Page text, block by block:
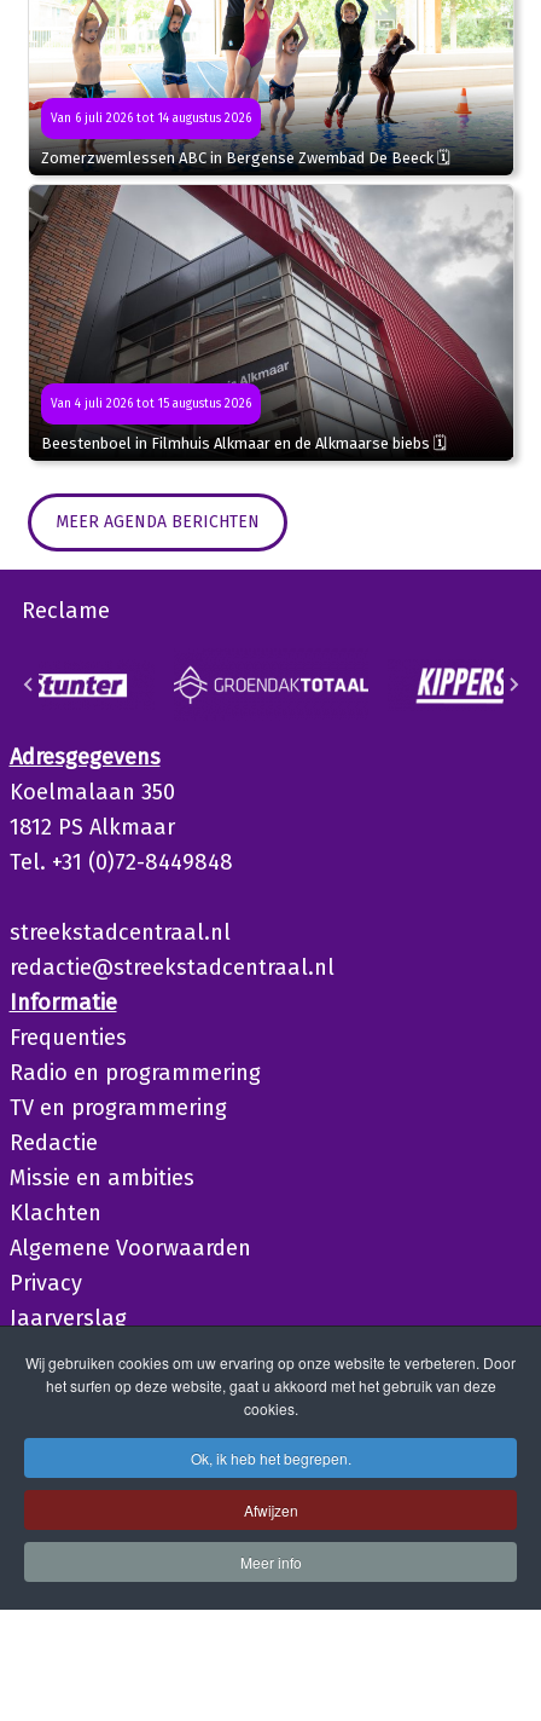
Van 6 juli 2026 tot 14 augustus 2026
Zomerzwemlessen ABC in Bergense Zwembad De Beeck 🗓
Van 4 juli 2026 tot 15 augustus 2026
Beestenboel in Filmhuis Alkmaar en de Alkmaarse biebs 🗓
MEER AGENDA BERICHTEN
Reclame
Adresgegevens
Koelmalaan 350
1812 PS Alkmaar
Tel. +31 (0)72-8449848
streekstadcentraal.nl
redactie@streekstadcentraal.nl
Informatie
Frequenties
Radio en programmering
TV en programmering
Redactie
Missie en ambities
Klachten
Algemene Voorwaarden
Privacy
Jaarverslag
Wij gebruiken cookies om uw ervaring op onze website te verbeteren. Door
het surfen op deze website, gaat u akkoord met het gebruik van deze
cookies.
Ok, ik heb het begrepen.
Afwijzen
Meer info